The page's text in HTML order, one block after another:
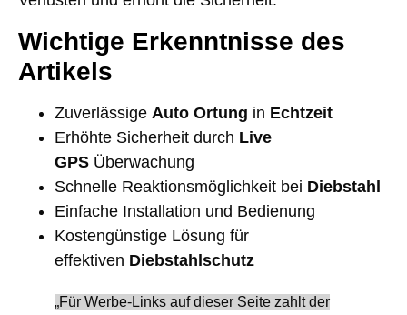
Wichtige Erkenntnisse des
Artikels
Zuverlässige Auto Ortung in Echtzeit
Erhöhte Sicherheit durch Live
GPS Überwachung
Schnelle Reaktionsmöglichkeit bei Diebstahl
Einfache Installation und Bedienung
Kostengünstige Lösung für
effektiven Diebstahlschutz
„Für Werbe-Links auf dieser Seite zahlt der